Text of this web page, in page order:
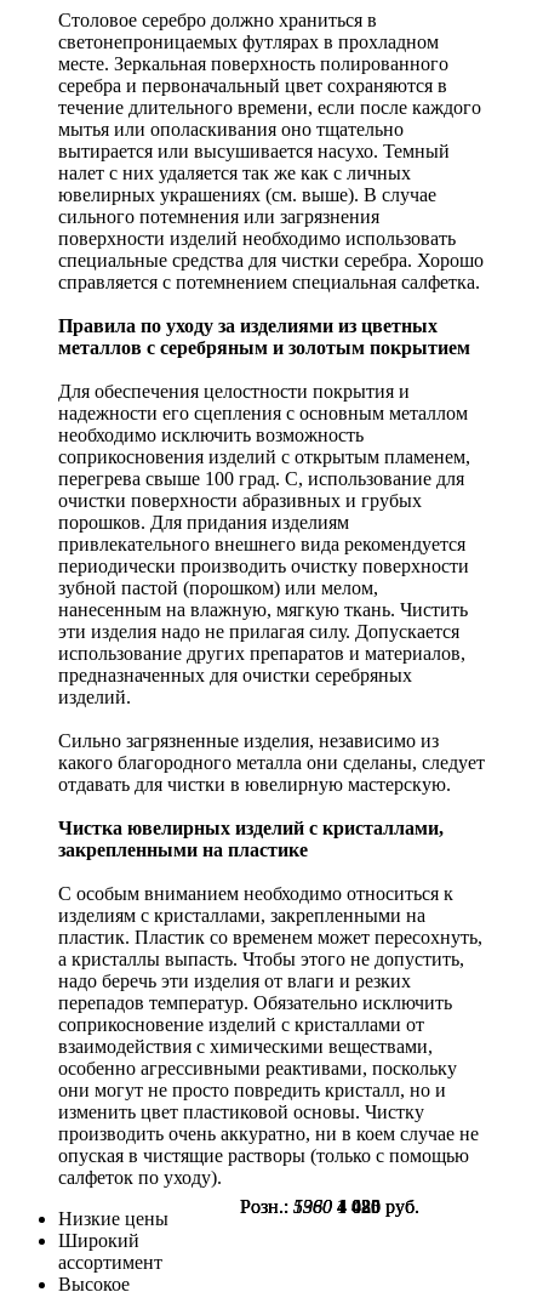
Розн.: 5360 4 020 руб.
Розн.: 5360 4 020 руб.
Розн.: 1980 1 485 руб.
Столовое серебро должно храниться в
светонепроницаемых футлярах в прохладном
месте. Зеркальная поверхность полированного
серебра и первоначальный цвет сохраняются в
течение длительного времени, если после каждого
мытья или ополаскивания оно тщательно
вытирается или высушивается насухо. Темный
налет с них удаляется так же как с личных
ювелирных украшениях (см. выше). В случае
сильного потемнения или загрязнения
поверхности изделий необходимо использовать
специальные средства для чистки серебра. Хорошо
справляется с потемнением специальная салфетка.
Правила по уходу за изделиями из цветных
металлов с серебряным и золотым покрытием
Для обеспечения целостности покрытия и
надежности его сцепления с основным металлом
необходимо исключить возможность
соприкосновения изделий с открытым пламенем,
перегрева свыше 100 град. С, использование для
очистки поверхности абразивных и грубых
порошков. Для придания изделиям
привлекательного внешнего вида рекомендуется
периодически производить очистку поверхности
зубной пастой (порошком) или мелом,
нанесенным на влажную, мягкую ткань. Чистить
эти изделия надо не прилагая силу. Допускается
использование других препаратов и материалов,
предназначенных для очистки серебряных
изделий.
Сильно загрязненные изделия, независимо из
какого благородного металла они сделаны, следует
отдавать для чистки в ювелирную мастерскую.
Чистка ювелирных изделий с кристаллами,
закрепленными на пластике
С особым вниманием необходимо относиться к
изделиям с кристаллами, закрепленными на
пластик. Пластик со временем может пересохнуть,
а кристаллы выпасть. Чтобы этого не допустить,
надо беречь эти изделия от влаги и резких
перепадов температур. Обязательно исключить
соприкосновение изделий с кристаллами от
взаимодействия с химическими веществами,
особенно агрессивными реактивами, поскольку
они могут не просто повредить кристалл, но и
изменить цвет пластиковой основы. Чистку
производить очень аккуратно, ни в коем случае не
опуская в чистящие растворы (только с помощью
салфеток по уходу).
Низкие цены
Широкий
ассортимент
Высокое